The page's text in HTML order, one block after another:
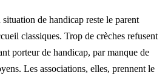
de handicap reste le parent
classiques. Trop de crèches refusent
porteur de handicap, par manque de
Les associations, elles, prennent le